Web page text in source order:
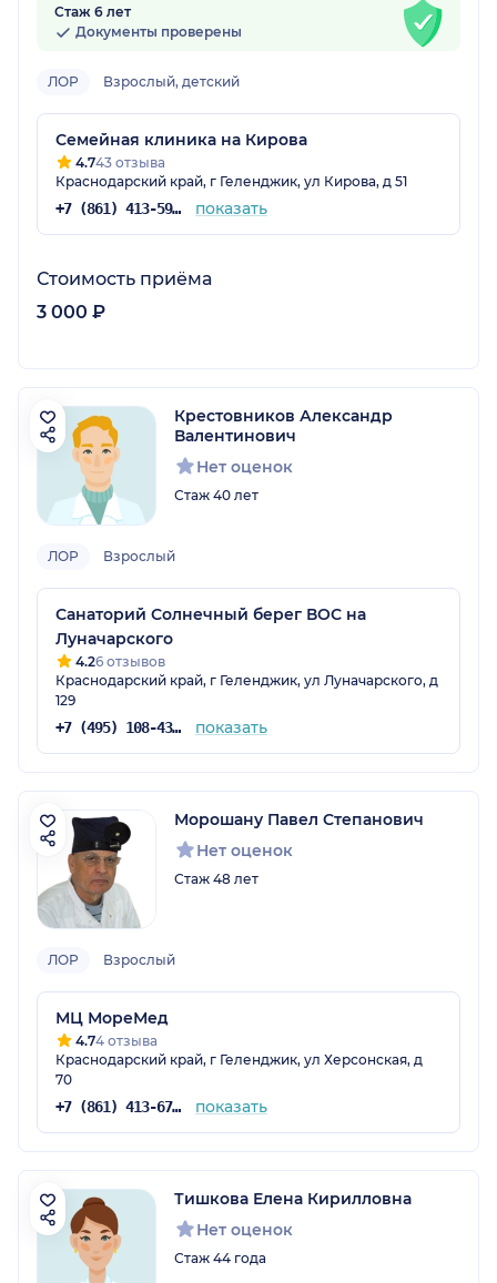
Стаж 6 лет
Документы проверены
ЛОР Взрослый, детский
Семейная клиника на Кирова
4.743 отзыва
Краснодарский край, г Геленджик, ул Кирова, д 51
+7 (861) 413-59-23 показать
Стоимость приёма
3 000 ₽
Крестовников Александр
Валентинович
Нет оценок
Стаж 40 лет
ЛОР Взрослый
Санаторий Солнечный берег ВОС на
Луначарского
4.26 отзывов
Краснодарский край, г Геленджик, ул Луначарского, д
129
+7 (495) 108-43-91 показать
Морошану Павел Степанович
Нет оценок
Стаж 48 лет
ЛОР Взрослый
МЦ МореМед
4.74 отзыва
Краснодарский край, г Геленджик, ул Херсонская, д
70
+7 (861) 413-67-70 показать
Тишкова Елена Кирилловна
Нет оценок
Стаж 44 года